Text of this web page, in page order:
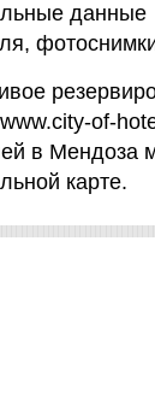
данные
of-
в Мендоза
карте.